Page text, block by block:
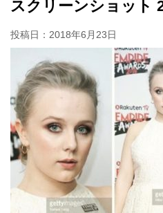
スクリーンショット
投稿日： 2018年6月23日